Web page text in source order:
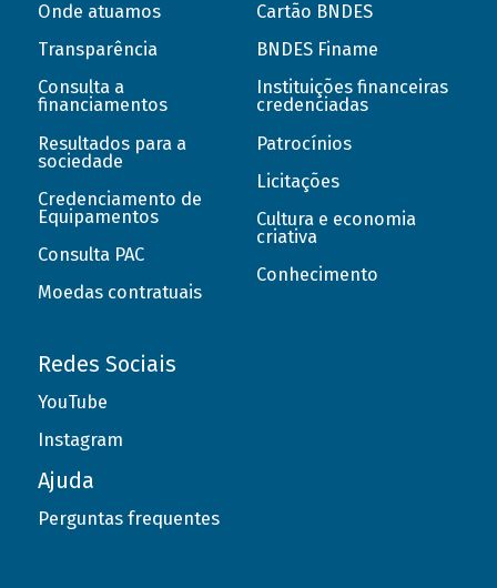
Onde atuamos
Transparência
Consulta a
financiamentos
Resultados para a
sociedade
Credenciamento de
Equipamentos
Consulta PAC
Moedas contratuais
Cartão BNDES
BNDES Finame
Instituições financeiras
credenciadas
Patrocínios
Licitações
Cultura e economia
criativa
Conhecimento
Redes Sociais
YouTube
Instagram
Ajuda
Perguntas frequentes